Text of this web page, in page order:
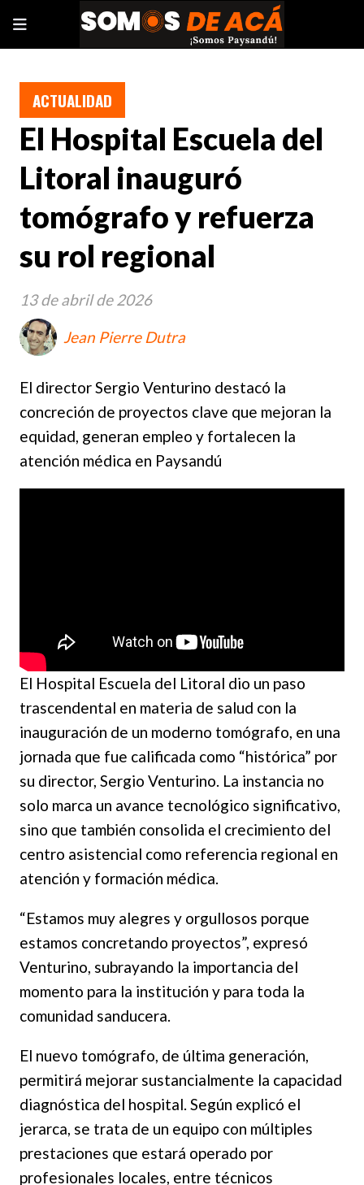
El Hospital Escuela del
Litoral inauguró
tomógrafo y refuerza
su rol regional
El director Sergio Venturino destacó la
concreción de proyectos clave que mejoran la
equidad, generan empleo y fortalecen la
atención médica en Paysandú
ACTUALIDAD
13 de abril de 2026
Jean Pierre Dutra
El Hospital Escuela del Litoral dio un paso
trascendental en materia de salud con la
inauguración de un moderno tomógrafo, en una
jornada que fue calificada como “histórica” por
su director, Sergio Venturino. La instancia no
solo marca un avance tecnológico significativo,
sino que también consolida el crecimiento del
centro asistencial como referencia regional en
atención y formación médica.
“Estamos muy alegres y orgullosos porque
estamos concretando proyectos”, expresó
Venturino, subrayando la importancia del
momento para la institución y para toda la
comunidad sanducera.
El nuevo tomógrafo, de última generación,
permitirá mejorar sustancialmente la capacidad
diagnóstica del hospital. Según explicó el
jerarca, se trata de un equipo con múltiples
prestaciones que estará operado por
profesionales locales, entre técnicos